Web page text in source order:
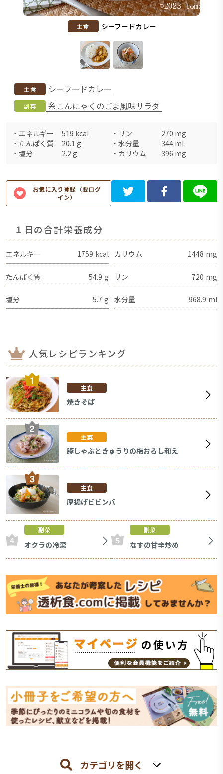
主食 シーフードカレー
主食 シーフードカレー
副菜 糸こんにゃくのごま風味サラダ
・ エネルギー 519 kcal ・ リン 270 mg
・ たんぱく質 20.1 g ・ 水分量 344 ml
・ 塩分 2.2 g ・ カリウム 396 mg
お気に入り登録（要ログ
イン）
１日の合計栄養成分
エネルギー 1759 kcal カリウム 1448 mg
たんぱく質 54.9 g リン 720 mg
塩分 5.7 g 水分量 968.9 ml
人気レシピランキング
主食
焼きそば
主菜
豚しゃぶときゅうりの梅おろし和え
主食
厚揚げビビンバ
副菜
オクラの冷菜
副菜
なすの甘辛炒め
カテゴリを開く